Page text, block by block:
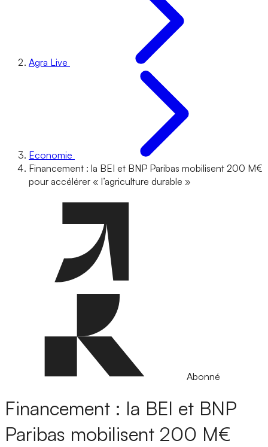
Agra Live
Economie
Financement : la BEI et BNP Paribas mobilisent 200 M€
pour accélérer « l’agriculture durable »
Abonné
Financement : la BEI et BNP
Paribas mobilisent 200 M€